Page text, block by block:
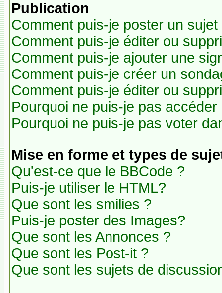
Publication
Comment puis-je poster un
Comment puis-je éditer ou
Comment puis-je ajouter une
Comment puis-je créer un
Comment puis-je éditer ou
Pourquoi ne puis-je pas accéder
Pourquoi ne puis-je pas voter
Mise en forme et types de
Qu'est-ce que le BBCode ?
Puis-je utiliser le HTML?
Que sont les smilies ?
Puis-je poster des Images?
Que sont les Annonces ?
Que sont les Post-it ?
Que sont les sujets de